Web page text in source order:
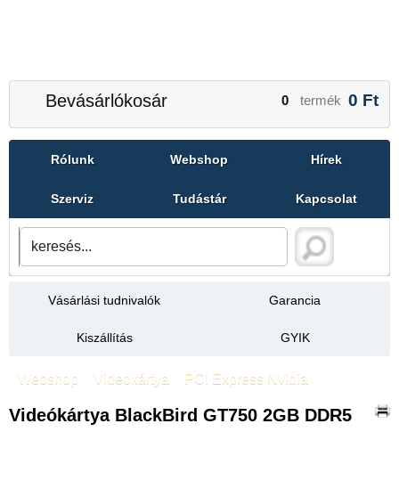
Bevásárlókosár 0 termék 0 Ft
Rólunk Webshop Hírek
Szerviz Tudástár Kapcsolat
Vásárlási tudnivalók Garancia
Kiszállítás GYIK
Webshop Videokártya PCI Express Nvidia
Videókártya BlackBird GT750 2GB DDR5